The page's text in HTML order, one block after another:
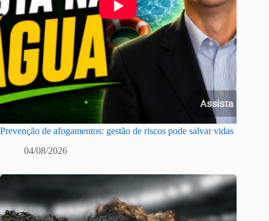
Prevenção de afogamentos: gestão de riscos pode salvar vidas
04/08/2026